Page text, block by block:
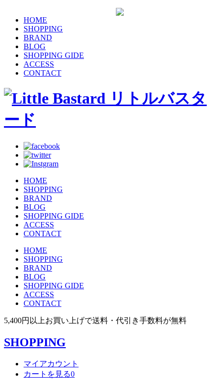
HOME
SHOPPING
BRAND
BLOG
SHOPPING GIDE
ACCESS
CONTACT
HOME
SHOPPING
BRAND
BLOG
SHOPPING GIDE
ACCESS
CONTACT
HOME
SHOPPING
BRAND
BLOG
SHOPPING GIDE
ACCESS
CONTACT
5,400円以上お買い上げで送料・代引き手数料が無料
SHOPPING
マイアカウント
カートを見る0